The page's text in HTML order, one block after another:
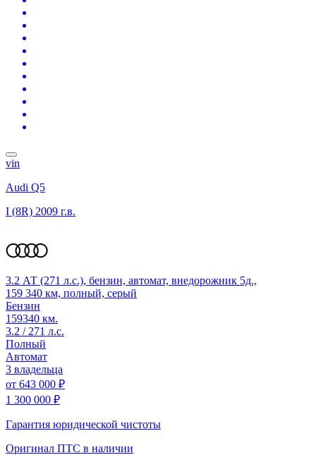
vin
Audi Q5
I (8R) 2009 г.в.
3.2 АТ (271 л.с.), бензин, автомат, внедорожник 5д.,
159 340 км, полный, серый
Бензин
159340 км.
3.2 / 271 л.с.
Полный
Автомат
3 владельца
от 643 000 ₽
1 300 000 ₽
Гарантия юридической чистоты
Оригинал ПТС в наличии